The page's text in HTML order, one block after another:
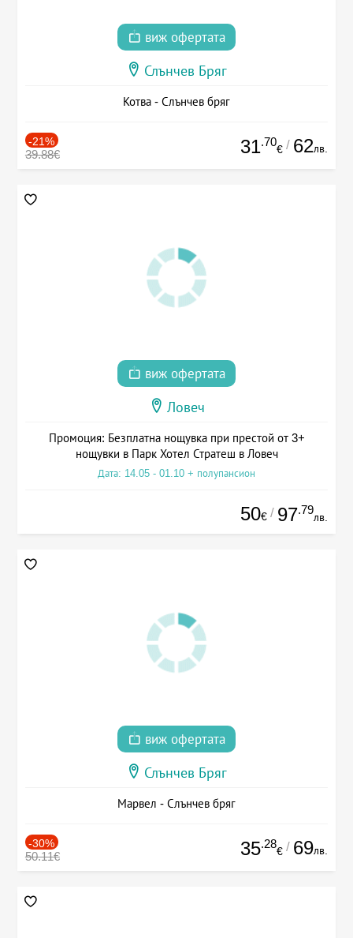
виж офертата
Слънчев Бряг
Котва - Слънчев бряг
-21%
39.88€ 31.70
€ / 62лв.
виж офертата
Ловеч
Промоция: Безплатна нощувка при престой от 3+
нощувки в Парк Хотел Стратеш в Ловеч
Дата: 14.05 - 01.10 + полупансион
50€ / 97.79
лв.
виж офертата
Слънчев Бряг
Марвел - Слънчев бряг
-30%
50.11€ 35.28
€ / 69лв.